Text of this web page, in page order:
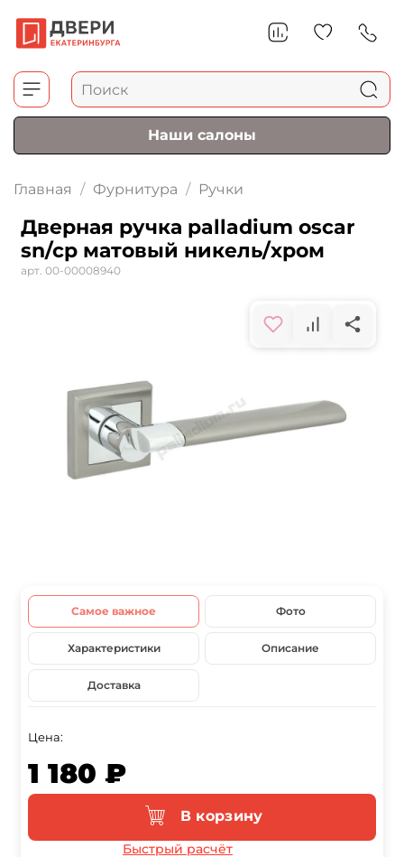
Наши салоны
Главная Фурнитура Ручки
Дверная ручка palladium oscar
sn/cp матовый никель/хром
арт. 00-00008940
Самое важное Фото
Характеристики Описание
Доставка
Цена:
1 180 ₽
В корзину
Быстрый расчёт